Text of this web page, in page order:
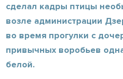
сделал кадры птицы
возле администрации
во время прогулки с
привычных воробьев
белой.